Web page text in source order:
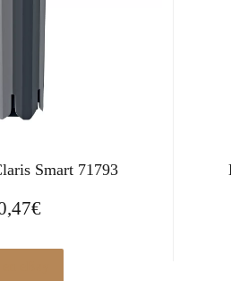
Smart 71793
€